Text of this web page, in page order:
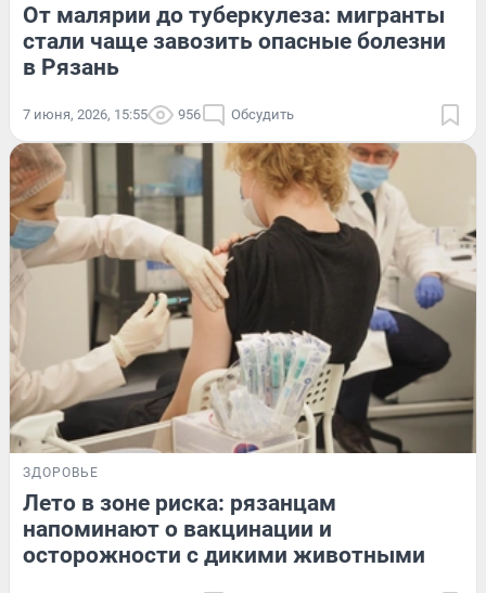
От малярии до туберкулеза: мигранты
стали чаще завозить опасные болезни
в Рязань
7 июня, 2026, 15:55 956 Обсудить
ЗДОРОВЬЕ
Лето в зоне риска: рязанцам
напоминают о вакцинации и
осторожности с дикими животными